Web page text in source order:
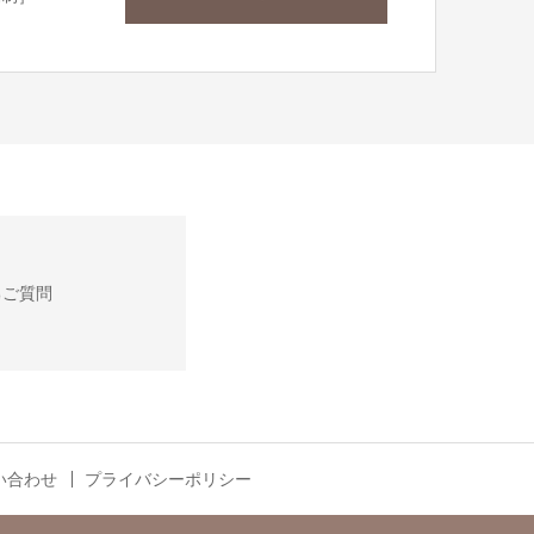
質問
合わせ プライバシーポリシー